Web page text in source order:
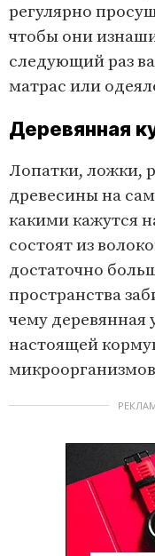
регулярно
чтобы они
следующий раз
матрас или
Деревянная
Лопатки, ложки,
древесины на
какими кажутся
состоят из
достаточно
пространства
чему деревянная
настоящей